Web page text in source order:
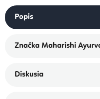
Popis
Značka Maharishi
Diskusia